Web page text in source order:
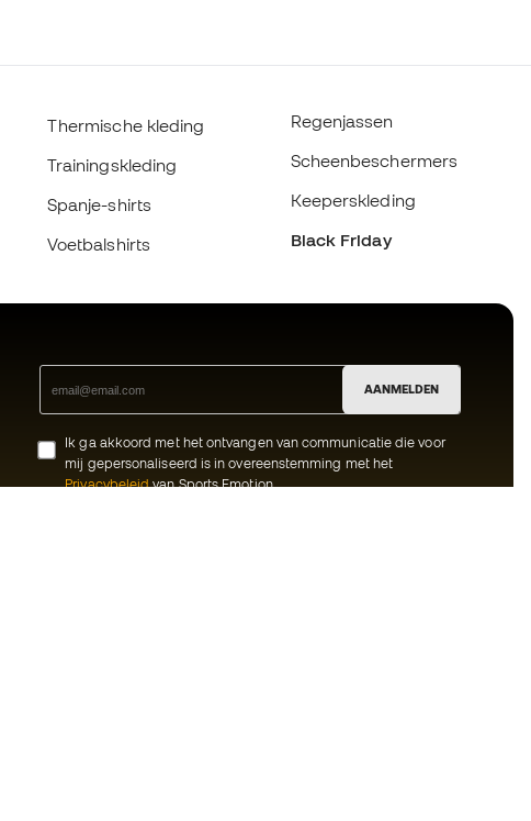
Thermische kleding
Trainingskleding
Spanje-shirts
Voetbalshirts
Regenjassen
Scheenbeschermers
Keeperskleding
Black Friday
AANMELDEN
Ik ga akkoord met het ontvangen van communicatie die voor
mij gepersonaliseerd is in overeenstemming met het
Privacybeleidvan Sports Emotion.